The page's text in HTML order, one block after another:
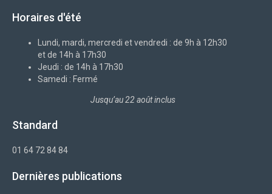
o
x
m
Horaires d'été
Lundi, mardi, mercredi et vendredi : de 9h à 12h30
et de 14h à 17h30
Jeudi : de 14h à 17h30
Samedi : Fermé
Jusqu’au 22 août inclus
Standard
01 64 72 84 84
Dernières publications